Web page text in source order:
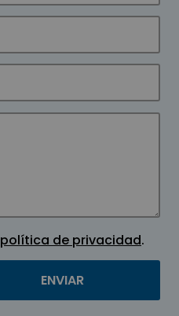
política de privacidad.